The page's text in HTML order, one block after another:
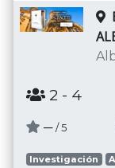
2 - 4
─ / 5
Investigación